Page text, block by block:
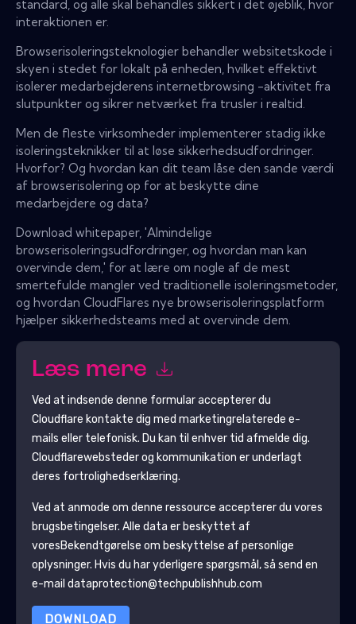
standard, og alle skal behandles sikkert i det øjeblik, hvor
interaktionen er.
Browserisoleringsteknologier behandler websitetskode i
skyen i stedet for lokalt på enheden, hvilket effektivt
isolerer medarbejderens internetbrowsing -aktivitet fra
slutpunkter og sikrer netværket fra trusler i realtid.
Men de fleste virksomheder implementerer stadig ikke
isoleringsteknikker til at løse sikkerhedsudfordringer.
Hvorfor? Og hvordan kan dit team låse den sande værdi
af browserisolering op for at beskytte dine
medarbejdere og data?
Download whitepaper, 'Almindelige
browserisoleringsudfordringer, og hvordan man kan
overvinde dem,' for at lære om nogle af de mest
smertefulde mangler ved traditionelle isoleringsmetoder,
og hvordan CloudFlares nye browserisoleringsplatform
hjælper sikkerhedsteams med at overvinde dem.
Læs mere
Ved at indsende denne formular accepterer du
Cloudflare kontakte dig med marketingrelaterede e-
mails eller telefonisk. Du kan til enhver tid afmelde dig.
Cloudflarewebsteder og kommunikation er underlagt
deres fortrolighedserklæring.
Ved at anmode om denne ressource accepterer du vores
brugsbetingelser. Alle data er beskyttet af
voresBekendtgørelse om beskyttelse af personlige
oplysninger. Hvis du har yderligere spørgsmål, så send en
e-mail dataprotection@techpublishhub.com
DOWNLOAD